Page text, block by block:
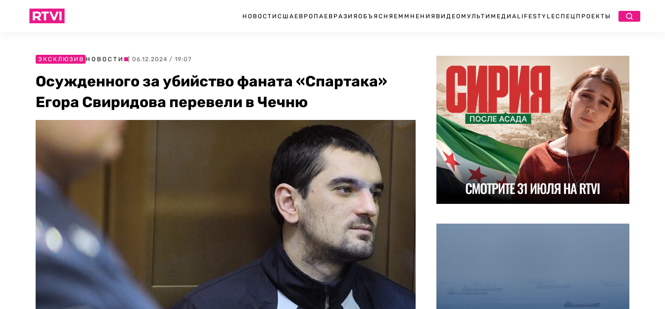
НОВОСТИ США ЕВРОПА ЕВРАЗИЯ ОБЪЯСНЯЕМ МНЕНИЯ ВИДЕО МУЛЬТИМЕДИА LIFESTYLEСПЕЦПРОЕКТЫ
ЭКСКЛЮЗИВ НОВОСТИ | 06.12.2024 / 19:07
Осужденного за убийство фаната «Спартака»
Егора Свиридова перевели в Чечню